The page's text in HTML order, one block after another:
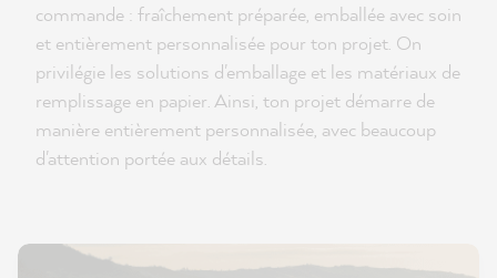
commande : fraîchement préparée, emballée avec soin
et entièrement personnalisée pour ton projet. On
privilégie les solutions d'emballage et les matériaux de
remplissage en papier. Ainsi, ton projet démarre de
manière entièrement personnalisée, avec beaucoup
d'attention portée aux détails.